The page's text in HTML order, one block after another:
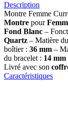
Description
Montre Femme
Montre pour
Fond Blanc –
Quartz – Matière
boîtier : 36 mm –
du bracelet : 14 mm
Livré avec son
Caractéristiques